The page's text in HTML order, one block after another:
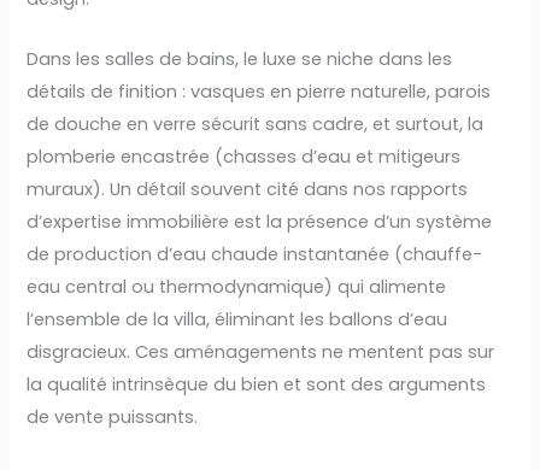
Dans les salles de bains, le luxe se niche dans les
détails de finition : vasques en pierre naturelle, parois
de douche en verre sécurit sans cadre, et surtout, la
plomberie encastrée (chasses d’eau et mitigeurs
muraux). Un détail souvent cité dans nos rapports
d’expertise immobilière est la présence d’un système
de production d’eau chaude instantanée (chauffe-
eau central ou thermodynamique) qui alimente
l’ensemble de la villa, éliminant les ballons d’eau
disgracieux. Ces aménagements ne mentent pas sur
la qualité intrinsèque du bien et sont des arguments
de vente puissants.